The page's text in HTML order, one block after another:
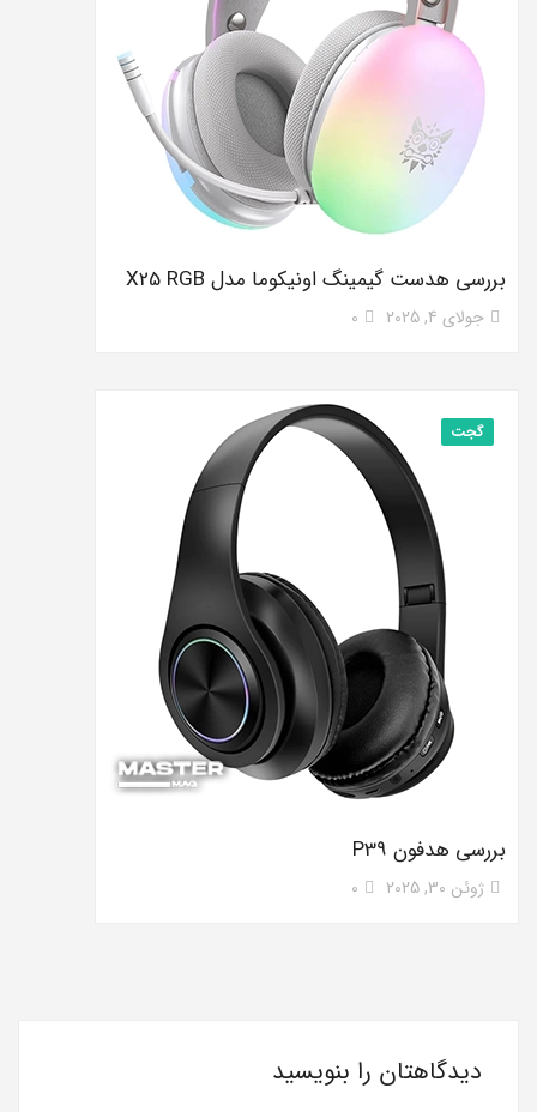
بررسی هدست گیمینگ اونیکوما مدل X25 RGB
جولای 4, 2025 0
گجت
بررسی هدفون P39
ژوئن 30, 2025 0
دیدگاهتان را بنویسید